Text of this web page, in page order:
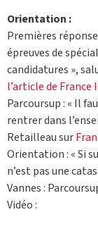
Orientation :
Premières
épreuves de
candidatures »,
l’article de France
Parcoursup : « Il
rentrer dans
Retailleau sur
Orientation : « Si
n’est pas une
Vannes :
Vidéo :